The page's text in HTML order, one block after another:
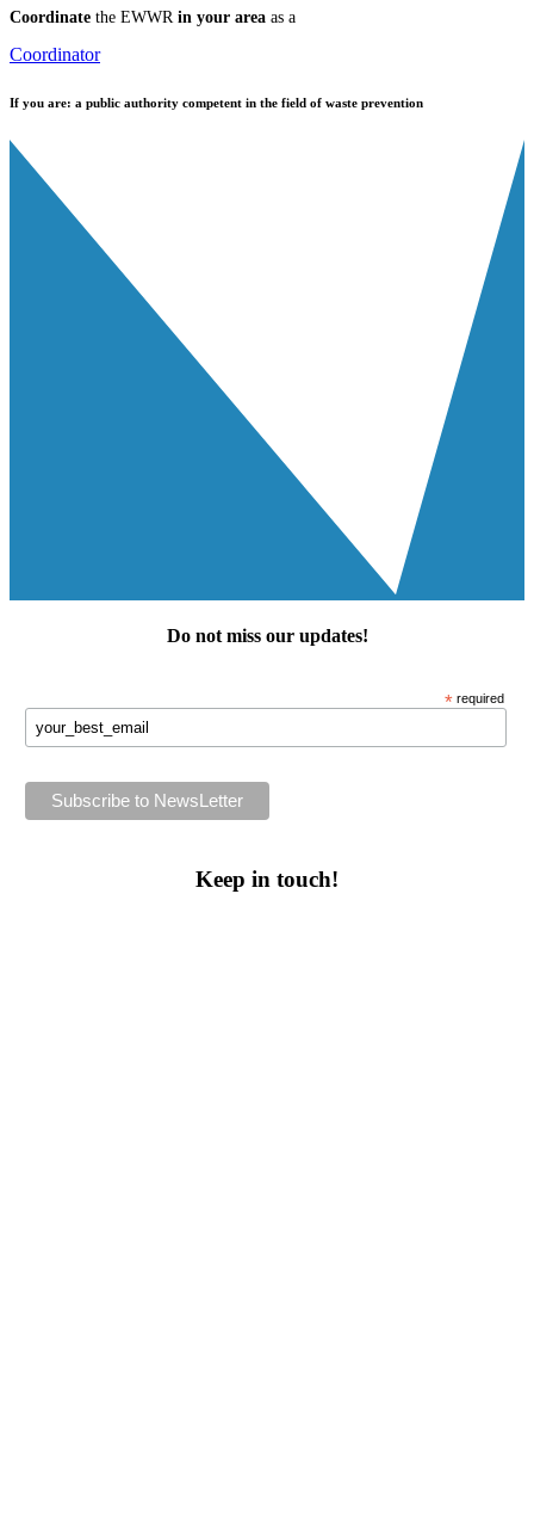
Coordinate the EWWR in your area as a
Coordinator
If you are: a public authority competent in the field of waste prevention
Do not miss our updates!
* required
Keep in touch!